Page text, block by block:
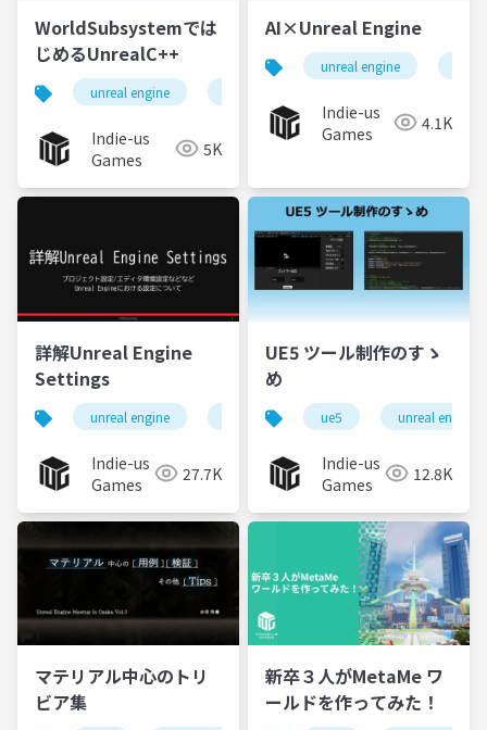
WorldSubsystemでは
じめるUnrealC++
unreal engine
Indie-us
Games
5K
AI×Unreal Engine
unreal engine
Indie-us
Games
4.1K
詳解Unreal Engine
Settings
unreal engine
Indie-us
Games
27.7K
UE5 ツール制作のすゝ
め
ue5 unreal engine
Indie-us
Games
12.8K
マテリアル中心のトリ
ビア集
新卒３⼈がMetaMe ワ
ールドを作ってみた！